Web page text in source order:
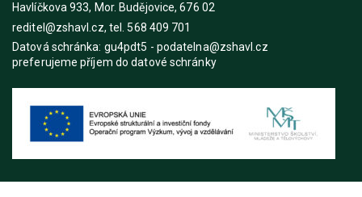
Havlíčkova 933, Mor. Budějovice, 676 02
reditel@zshavl.cz, tel. 568 409 701
Datová schránka: gu4pdt5 - podatelna@zshavl.cz
preferujeme příjem do datové schránky